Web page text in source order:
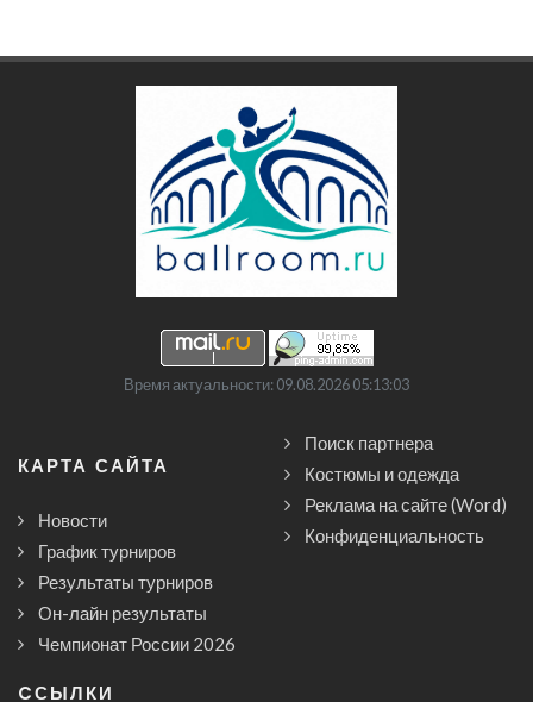
Время актуальности: 09.08.2026 05:13:03
КАРТА САЙТА
Новости
График турниров
Результаты турниров
Он-лайн результаты
Чемпионат России 2026
Поиск партнера
Костюмы и одежда
Реклама на сайте (Word)
Конфиденциальность
CСЫЛКИ